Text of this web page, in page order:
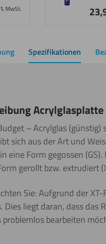
MwSt.
Spezifikationen
– Acrylglas
sich aus der Art und
eine Form gegossen
gerollt bzw. extrudiert
Sie: Aufgrund der
Dies liegt daran, dass das
problemlos bearbeiten